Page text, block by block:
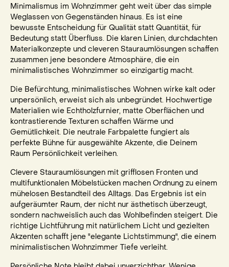
Minimalismus im Wohnzimmer geht weit über das simple
Weglassen von Gegenständen hinaus. Es ist eine
bewusste Entscheidung für Qualität statt Quantität, für
Bedeutung statt Überfluss. Die klaren Linien, durchdachten
Materialkonzepte und cleveren Stauraumlösungen schaffen
zusammen jene besondere Atmosphäre, die ein
minimalistisches Wohnzimmer so einzigartig macht.
Die Befürchtung, minimalistisches Wohnen wirke kalt oder
unpersönlich, erweist sich als unbegründet. Hochwertige
Materialien wie Echtholzfurnier, matte Oberflächen und
kontrastierende Texturen schaffen Wärme und
Gemütlichkeit. Die neutrale Farbpalette fungiert als
perfekte Bühne für ausgewählte Akzente, die Deinem
Raum Persönlichkeit verleihen.
Clevere Stauraumlösungen mit grifflosen Fronten und
multifunktionalen Möbelstücken machen Ordnung zu einem
mühelosen Bestandteil des Alltags. Das Ergebnis ist ein
aufgeräumter Raum, der nicht nur ästhetisch überzeugt,
sondern nachweislich auch das Wohlbefinden steigert. Die
richtige Lichtführung mit natürlichem Licht und gezielten
Akzenten schafft jene "elegante Lichtstimmung", die einem
minimalistischen Wohnzimmer Tiefe verleiht.